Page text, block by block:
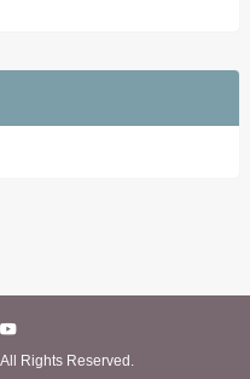
Rights Reserved.